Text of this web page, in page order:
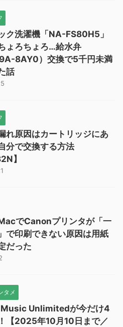
ク洗濯機「NA-FS80H5」
ょろちょろ…給水弁
8AY0）交換で5千円未満
話
れ原因はカートリッジにあ
分で交換する方法
】
MacでCanonプリンタが「一
で印刷できない原因は用紙
だった
タメ
Unlimitedが今だけ4
【2025年10月10日まで／